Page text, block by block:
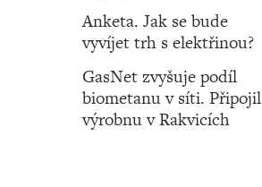
Anketa. Jak se bude
vyvíjet trh s elektřinou?
GasNet zvyšuje podíl
biometanu v síti. Připojil
výrobnu v Rakvicích